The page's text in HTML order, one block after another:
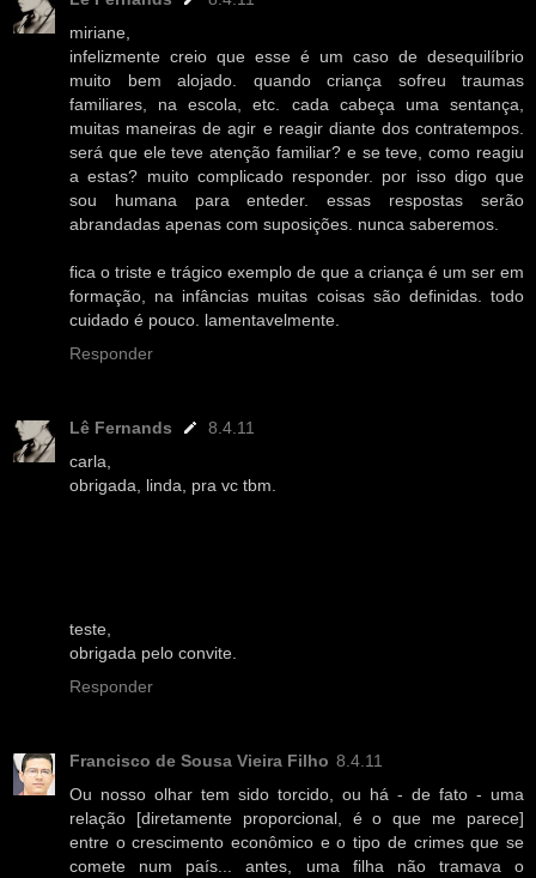
miriane,
infelizmente creio que esse é um caso de desequilíbrio
muito bem alojado. quando criança sofreu traumas
familiares, na escola, etc. cada cabeça uma sentança,
muitas maneiras de agir e reagir diante dos contratempos.
será que ele teve atenção familiar? e se teve, como reagiu
a estas? muito complicado responder. por isso digo que
sou humana para enteder. essas respostas serão
abrandadas apenas com suposições. nunca saberemos.
fica o triste e trágico exemplo de que a criança é um ser em
formação, na infâncias muitas coisas são definidas. todo
cuidado é pouco. lamentavelmente.
Responder
Lê Fernands
8.4.11
carla,
obrigada, linda, pra vc tbm.
teste,
obrigada pelo convite.
Responder
Francisco de Sousa Vieira Filho 8.4.11
Ou nosso olhar tem sido torcido, ou há - de fato - uma
relação [diretamente proporcional, é o que me parece]
entre o crescimento econômico e o tipo de crimes que se
comete num país... antes, uma filha não tramava o